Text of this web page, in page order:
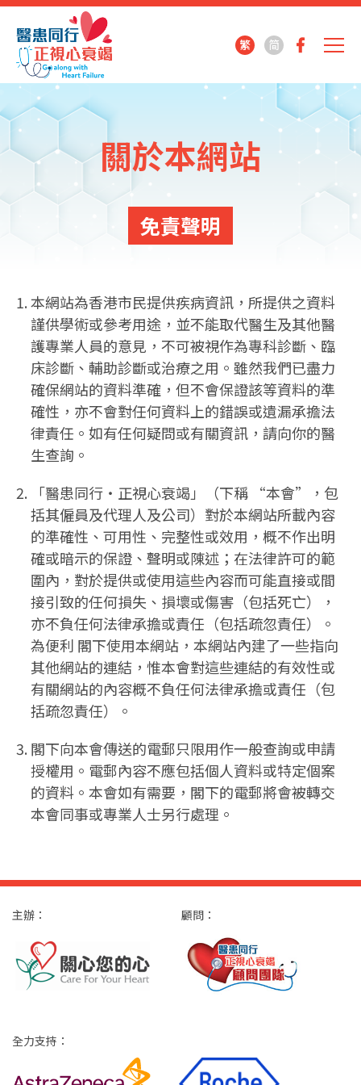
繁 简
關於本網站
免責聲明
本網站為香港市民提供疾病資訊，所提供之資料
謹供學術或參考用途，並不能取代醫生及其他醫
護專業人員的意見，不可被視作為專科診斷、臨
床診斷、輔助診斷或治療之用。雖然我們已盡力
確保網站的資料準確，但不會保證該等資料的準
確性，亦不會對任何資料上的錯誤或遺漏承擔法
律責任。如有任何疑問或有關資訊，請向你的醫
生查詢。
「醫患同行‧正視心衰竭」（下稱 “本會”，包
括其僱員及代理人及公司）對於本網站所載內容
的準確性、可用性、完整性或效用，概不作出明
確或暗示的保證、聲明或陳述；在法律許可的範
圍內，對於提供或使用這些內容而可能直接或間
接引致的任何損失、損壞或傷害（包括死亡），
亦不負任何法律承擔或責任（包括疏忽責任）。
為便利 閣下使用本網站，本網站內建了一些指向
其他網站的連結，惟本會對這些連結的有效性或
有關網站的內容概不負任何法律承擔或責任（包
括疏忽責任）。
閣下向本會傳送的電郵只限用作一般查詢或申請
授權用。電郵內容不應包括個人資料或特定個案
的資料。本會如有需要，閣下的電郵將會被轉交
本會同事或專業人士另行處理。
主辦： 顧問：
全力支持：